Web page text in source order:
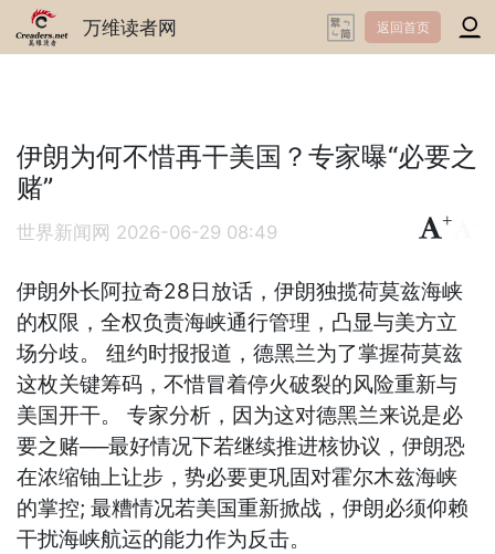
万维读者网 返回首页
伊朗为何不惜再干美国？专家曝“必要之
赌”
世界新闻网 2026-06-29 08:49
+
伊朗外长阿拉奇28日放话，伊朗独揽荷莫兹海峡
的权限，全权负责海峡通行管理，凸显与美方立
场分歧。 纽约时报报道，德黑兰为了掌握荷莫兹
这枚关键筹码，不惜冒着停火破裂的风险重新与
美国开干。 专家分析，因为这对德黑兰来说是必
要之赌──最好情况下若继续推进核协议，伊朗恐
在浓缩铀上让步，势必要更巩固对霍尔木兹海峡
的掌控; 最糟情况若美国重新掀战，伊朗必须仰赖
干扰海峡航运的能力作为反击。